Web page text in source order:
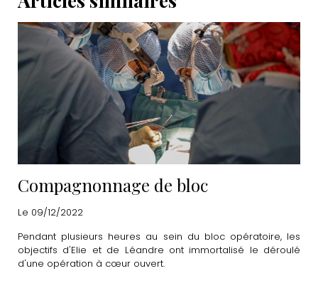
Compagnonnage de bloc
Le 09/12/2022
Pendant plusieurs heures au sein du bloc opératoire, les
objectifs d'Elie et de Léandre ont immortalisé le déroulé
d'une opération à cœur ouvert.